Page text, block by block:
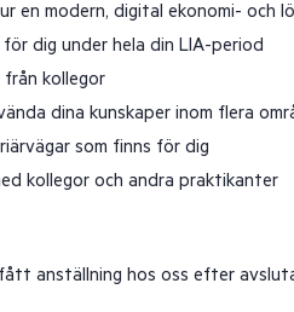
en modern, digital ekonomi- och
dig under hela din LIA-period
kollegor
dina kunskaper inom flera
som finns för dig
kollegor och andra praktikanter
anställning hos oss efter